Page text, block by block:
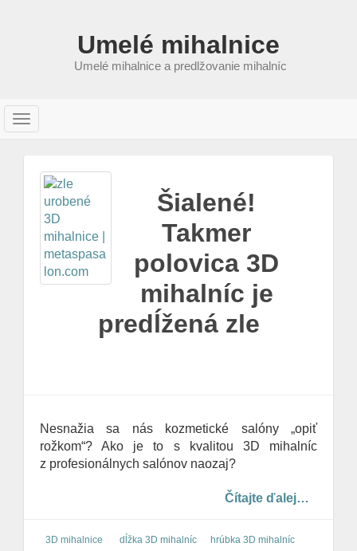
Umelé mihalnice
Umelé mihalnice a predlžovanie mihalníc
T
Šialené!
Takmer
polovica 3D
mihalníc je
predĺžená zle
Nesnažia sa nás kozmetické salóny „opiť
rožkom“? Ako je to s kvalitou 3D mihalníc
z profesionálnych salónov naozaj?
Čítajte ďalej…
3D mihalnice dĺžka 3D mihalníc
hrúbka 3D mihalníc